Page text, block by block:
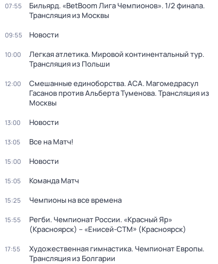
07:55
Бильярд. «BetBoom Лига Чемпионов». 1/2 финала.
Трансляция из Москвы
09:55 Новости
10:00
Легкая атлетика. Мировой континентальный тур.
Трансляция из Польши
12:00
Смешанные единоборства. ACA. Магомедрасул
Гасанов против Альберта Туменова. Трансляция из
Москвы
13:00 Новости
13:05 Все на Матч!
15:00 Новости
15:05 Команда Матч
15:25 Чемпионы на все времена
15:55
Регби. Чемпионат России. «Красный Яр»
(Красноярск) – «Енисей-СТМ» (Красноярск)
17:55
Художественная гимнастика. Чемпионат Европы.
Трансляция из Болгарии